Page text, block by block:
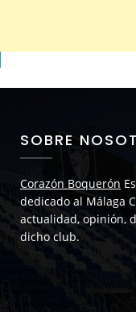
SOBRE
Corazón Boquerón
dedicado al Málaga
actualidad, opinión,
dicho club.